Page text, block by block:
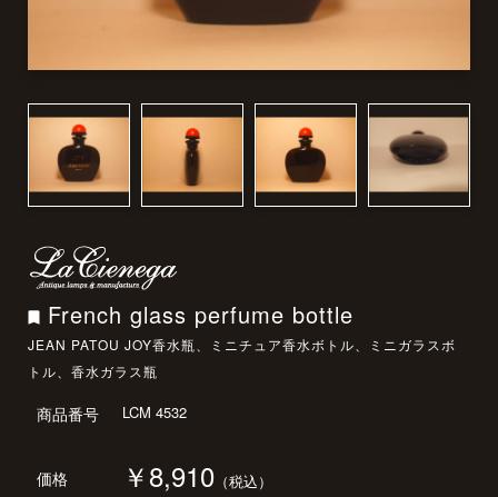
French glass perfume bottle
JEAN PATOU JOY香水瓶、ミニチュア香水ボトル、ミニガラスボ
トル、香水ガラス瓶
商品番号 LCM 4532
価格 ￥8,910 （税込）